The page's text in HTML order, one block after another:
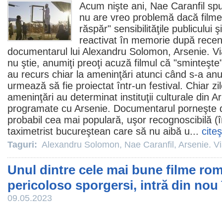
Acum nişte ani, Nae Caranfil
nu are vreo problemă dacă
răspăr" sensibilităţile publicului
reactivat în memorie după
documentarul lui Alexandru Solomon, Arsenie.
nu ştie, anumiţi preoţi acuză filmul că
au recurs chiar la ameninţări atunci când s-a
urmează să fie proiectat într-un festival. Chiar
ameninţări au determinat instituţii culturale din
programate cu Arsenie. Documentarul porneşte
probabil cea mai populară, uşor recognoscibilă
taximetrist bucureştean care să nu aibă u...
Taguri: Alexandru Solomon, Nae Caranfil , Arsenie.
Unul dintre cele mai bune filme
pericoloso sporgersi, intră din nou
09.05.2023